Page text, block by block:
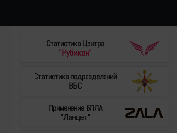
Статистика Центра
"Рубикон"
Статистика подразделений
ВБС
Применение БПЛА
"Ланцет"